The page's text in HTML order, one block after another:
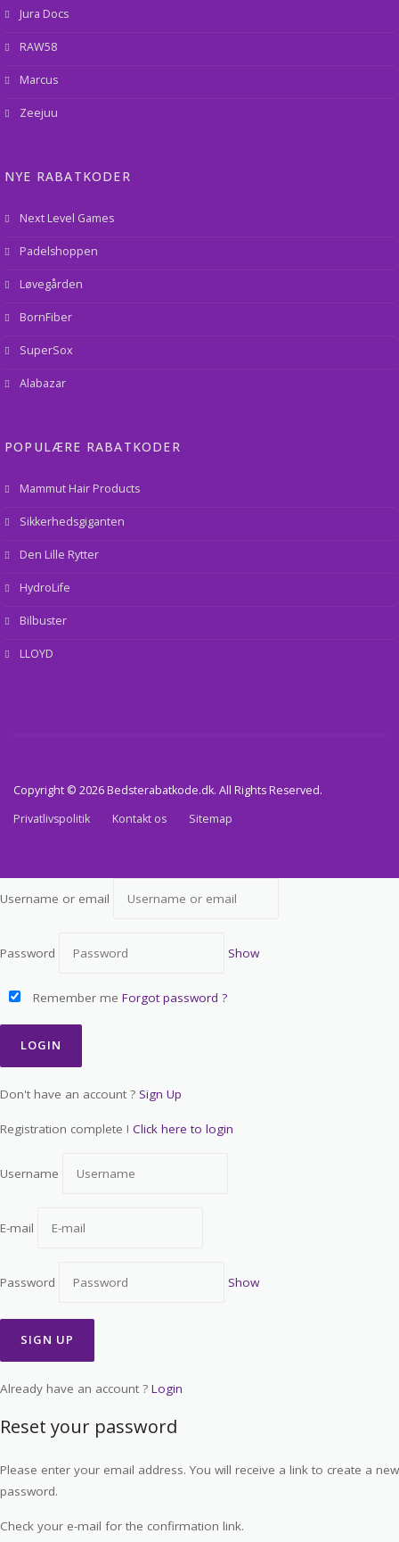
Jura Docs
RAW58
Marcus
Zeejuu
NYE RABATKODER
Next Level Games
Padelshoppen
Løvegården
BornFiber
SuperSox
Alabazar
POPULÆRE RABATKODER
Mammut Hair Products
Sikkerhedsgiganten
Den Lille Rytter
HydroLife
Bilbuster
LLOYD
Copyright © 2026 Bedsterabatkode.dk. All Rights Reserved.
Privatlivspolitik
Kontakt os Sitemap
Username or email
Password Show
Remember me Forgot password ?
Don't have an account ? Sign Up
Registration complete ! Click here to login
Username
E-mail
Password Show
Already have an account ? Login
Reset your password
Please enter your email address. You will receive a link to create a new
password.
Check your e-mail for the confirmation link.